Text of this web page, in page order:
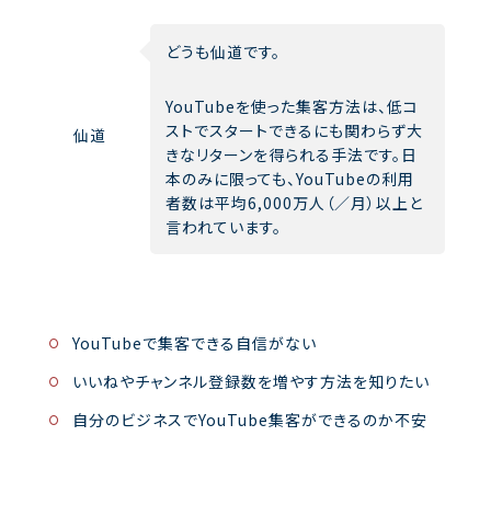
仙道
どうも仙道です。
YouTubeを使った集客方法は、低コ
ストでスタートできるにも関わらず大
きなリターンを得られる手法です。日
本のみに限っても、YouTubeの利用
者数は平均6,000万人（／月）以上と
言われています。
YouTubeで集客できる自信がない
いいねやチャンネル登録数を増やす方法を知りたい
自分のビジネスでYouTube集客ができるのか不安